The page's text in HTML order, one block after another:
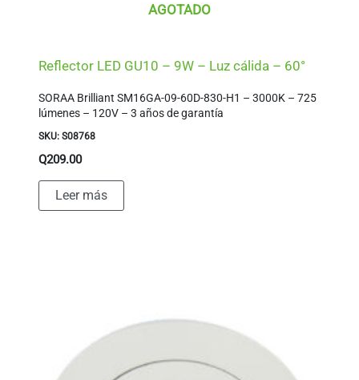
AGOTADO
Reflector LED GU10 – 9W – Luz cálida – 60°
SORAA Brilliant SM16GA-09-60D-830-H1 – 3000K – 725
lúmenes – 120V – 3 años de garantía
SKU: S08768
Q209.00
Leer más